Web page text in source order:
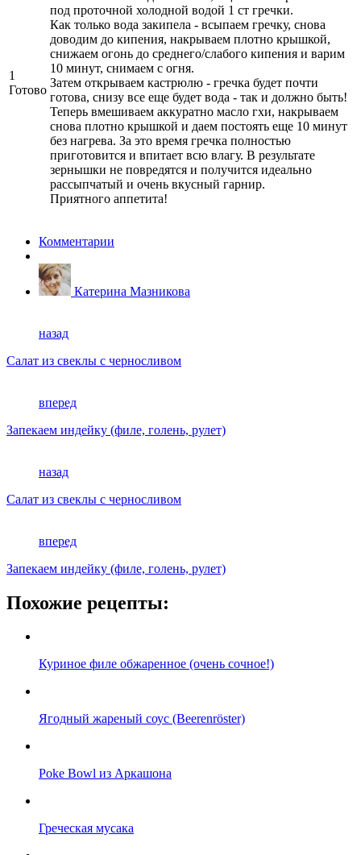
1
Готово
под проточной холодной водой 1 ст гречки.
Как только вода закипела - всыпаем гречку, снова
доводим до кипения, накрываем плотно крышкой,
снижаем огонь до среднего/слабого кипения и варим
10 минут, снимаем с огня.
Затем открываем кастрюлю - гречка будет почти
готова, снизу все еще будет вода - так и должно быть!
Теперь вмешиваем аккуратно масло гхи, накрываем
снова плотно крышкой и даем постоять еще 10 минут
без нагрева. За это время гречка полностью
приготовится и впитает всю влагу. В результате
зернышки не повредятся и получится идеально
рассыпчатый и очень вкусный гарнир.
Приятного аппетита!
Комментарии
Катерина Мазникова
назад
Салат из свеклы с черносливом
вперед
Запекаем индейку (филе, голень, рулет)
назад
Салат из свеклы с черносливом
вперед
Запекаем индейку (филе, голень, рулет)
Похожие рецепты:
Куриное филе обжаренное (очень сочное!)
Ягодный жареный соус (Beerenröster)
Poke Bowl из Аркашона
Греческая мусака